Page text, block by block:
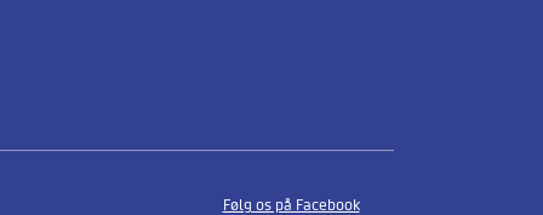
Følg os på Facebook